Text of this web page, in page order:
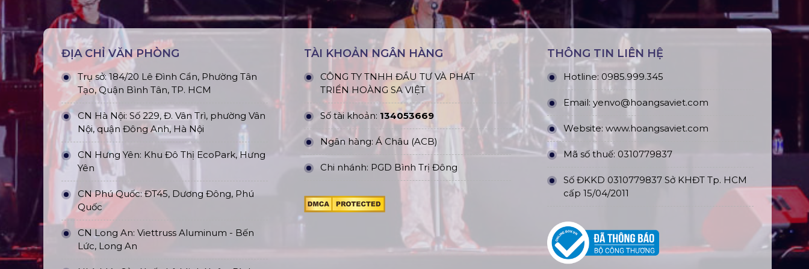
ĐỊA CHỈ VĂN PHÒNG
Trụ sở: 184/20 Lê Đình Cẩn, Phường Tân
Tạo, Quận Bình Tân, TP. HCM
CN Hà Nội: Số 229, Đ. Vân Trì, phường Vân
Nội, quận Đông Anh, Hà Nội
CN Hưng Yên: Khu Đô Thị EcoPark, Hưng
Yên
CN Phú Quốc: ĐT45, Dương Đông, Phú
Quốc
CN Long An: Viettruss Aluminum - Bến
Lức, Long An
TÀI KHOẢN NGÂN HÀNG
CÔNG TY TNHH ĐẦU TƯ VÀ PHÁT
TRIỂN HOÀNG SA VIỆT
Số tài khoản: 134053669
Ngân hàng: Á Châu (ACB)
Chi nhánh: PGD Bình Trị Đông
THÔNG TIN LIÊN HỆ
Hotline: 0985.999.345
Email: yenvo@hoangsaviet.com
Website: www.hoangsaviet.com
Mã số thuế: 0310779837
Số ĐKKD 0310779837 Sở KHĐT Tp. HCM
cấp 15/04/2011